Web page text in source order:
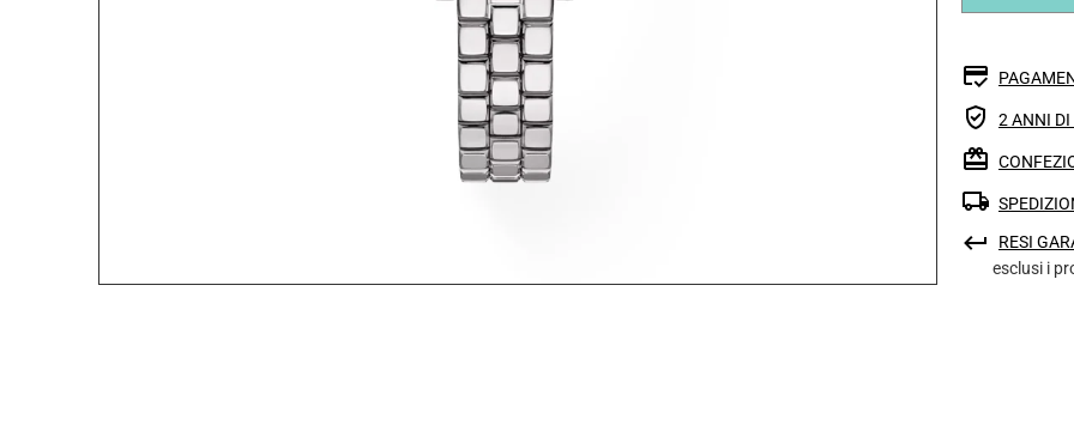
2 ANNI
RESI
esclusi i